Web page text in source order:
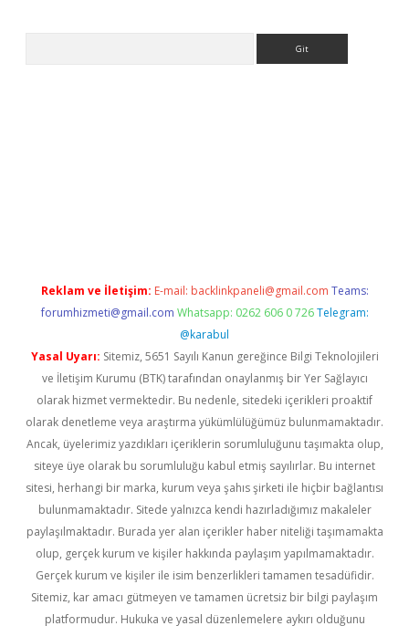
Reklam ve İletişim: E-mail: backlinkpaneli@gmail.com Teams:
forumhizmeti@gmail.com Whatsapp: 0262 606 0 726 Telegram:
@karabul
Yasal Uyarı: Sitemiz, 5651 Sayılı Kanun gereğince Bilgi Teknolojileri
ve İletişim Kurumu (BTK) tarafından onaylanmış bir Yer Sağlayıcı
olarak hizmet vermektedir. Bu nedenle, sitedeki içerikleri proaktif
olarak denetleme veya araştırma yükümlülüğümüz bulunmamaktadır.
Ancak, üyelerimiz yazdıkları içeriklerin sorumluluğunu taşımakta olup,
siteye üye olarak bu sorumluluğu kabul etmiş sayılırlar. Bu internet
sitesi, herhangi bir marka, kurum veya şahıs şirketi ile hiçbir bağlantısı
bulunmamaktadır. Sitede yalnızca kendi hazırladığımız makaleler
paylaşılmaktadır. Burada yer alan içerikler haber niteliği taşımamakta
olup, gerçek kurum ve kişiler hakkında paylaşım yapılmamaktadır.
Gerçek kurum ve kişiler ile isim benzerlikleri tamamen tesadüfidir.
Sitemiz, kar amacı gütmeyen ve tamamen ücretsiz bir bilgi paylaşım
platformudur. Hukuka ve yasal düzenlemelere aykırı olduğunu